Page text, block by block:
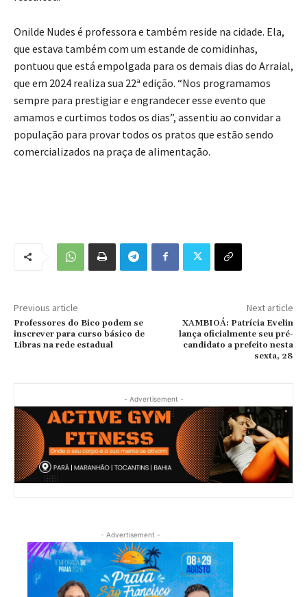
Onilde Nudes é professora e também reside na cidade. Ela,
que estava também com um estande de comidinhas,
pontuou que está empolgada para os demais dias do Arraial,
que em 2024 realiza sua 22ª edição. “Nos programamos
sempre para prestigiar e engrandecer esse evento que
amamos e curtimos todos os dias”, assentiu ao convidar a
população para provar todos os pratos que estão sendo
comercializados na praça de alimentação.
Previous article
Professores do Bico podem se
inscrever para curso básico de
Libras na rede estadual
Next article
XAMBIOÁ: Patrícia Evelin
lança oficialmente seu pré-
candidato a prefeito nesta
sexta, 28
- Advertisement -
- Advertisement -